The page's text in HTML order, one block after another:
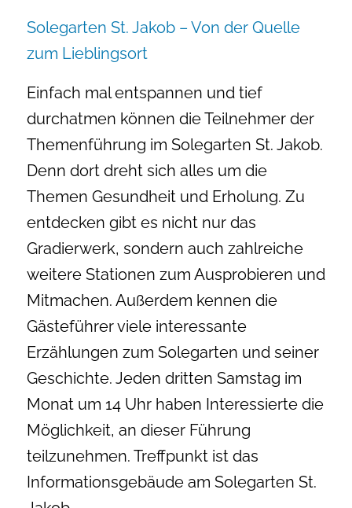
Solegarten St. Jakob – Von der Quelle
zum Lieblingsort
Einfach mal entspannen und tief
durchatmen können die Teilnehmer der
Themenführung im Solegarten St. Jakob.
Denn dort dreht sich alles um die
Themen Gesundheit und Erholung. Zu
entdecken gibt es nicht nur das
Gradierwerk, sondern auch zahlreiche
weitere Stationen zum Ausprobieren und
Mitmachen. Außerdem kennen die
Gästeführer viele interessante
Erzählungen zum Solegarten und seiner
Geschichte. Jeden dritten Samstag im
Monat um 14 Uhr haben Interessierte die
Möglichkeit, an dieser Führung
teilzunehmen. Treffpunkt ist das
Informationsgebäude am Solegarten St.